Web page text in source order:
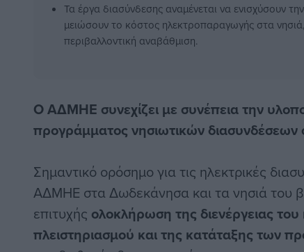
Τα έργα διασύνδεσης αναμένεται να ενισχύσουν
μειώσουν το κόστος ηλεκτροπαραγωγής στα
περιβαλλοντική αναβάθμιση.
Ο ΑΔΜΗΕ συνεχίζει με συνέπεια την
προγράμματος νησιωτικών διασυνδέσεων
Σημαντικό ορόσημο για τις ηλεκτρικές
ΑΔΜΗΕ στα Δωδεκάνησα και τα νησιά του
επιτυχής ολοκλήρωση της διενέργειας του
πλειστηριασμού και της κατάταξης των